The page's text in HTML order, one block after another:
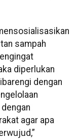
sampah
diperlukan
dengan
agar apa